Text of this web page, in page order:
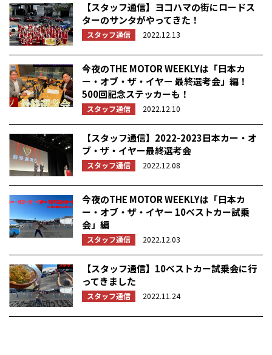
【スタッフ通信】ヨコハマの街にロードス
ターのサンタがやってきた！
スタッフ通信 2022.12.13
今夜のTHE MOTOR WEEKLYは「日本カ
ー・オブ・ザ・イヤー 最終選考会」編！
500回記念ステッカーも！
スタッフ通信 2022.12.10
【スタッフ通信】2022-2023日本カー・オ
ブ・ザ・イヤー最終選考会
スタッフ通信 2022.12.08
今夜のTHE MOTOR WEEKLYは「日本カ
ー・オブ・ザ・イヤー 10ベストカー試乗
会」編
スタッフ通信 2022.12.03
【スタッフ通信】10ベストカー試乗会に行
ってきました
スタッフ通信 2022.11.24